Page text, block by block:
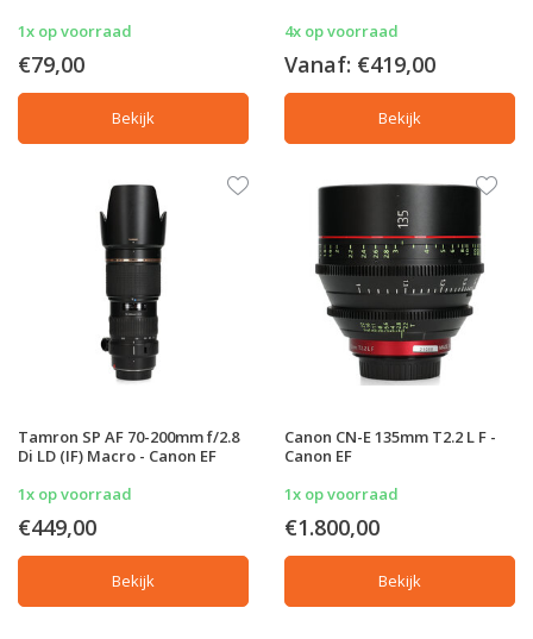
1x op voorraad
€79,00
Bekijk
4x op voorraad
Vanaf: €419,00
Bekijk
Tamron SP AF 70-200mm f/2.8
Di LD (IF) Macro - Canon EF
1x op voorraad
€449,00
Bekijk
Canon CN-E 135mm T2.2 L F -
Canon EF
1x op voorraad
€1.800,00
Bekijk